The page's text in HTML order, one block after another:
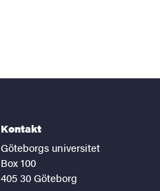
Kontakt
Göteborgs universitet
Box 100
405 30 Göteborg